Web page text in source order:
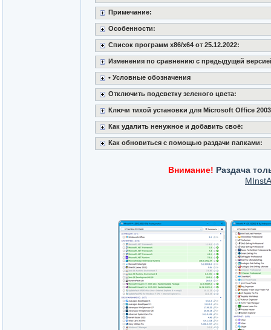
Примечание:
Особенности:
Список программ x86/x64 от 25.12.2022:
Изменения по сравнению с предыдущей
• Условные обозначения
Отключить подсветку зеленого цвета:
Ключи тихой установки для Microsoft Office 2003,
Как удалить ненужное и добавить своё:
Как обновиться с помощью раздачи папками:
Внимание! Раздача